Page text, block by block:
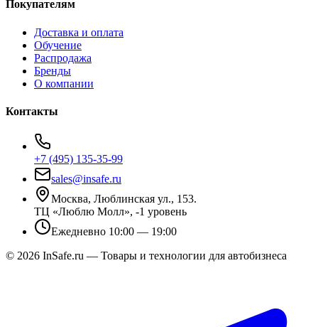
Покупателям
Доставка и оплата
Обучение
Распродажа
Бренды
О компании
Контакты
+7 (495) 135-35-99
sales@insafe.ru
Москва, Люблинская ул., 153.
ТЦ «Люблю Молл», -1 уровень
Ежедневно 10:00 — 19:00
© 2026 InSafe.ru — Товары и технологии для автобизнеса